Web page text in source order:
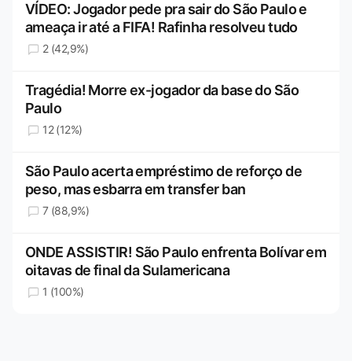
VÍDEO: Jogador pede pra sair do São Paulo e
ameaça ir até a FIFA! Rafinha resolveu tudo
2 (42,9%)
Tragédia! Morre ex-jogador da base do São
Paulo
12 (12%)
São Paulo acerta empréstimo de reforço de
peso, mas esbarra em transfer ban
7 (88,9%)
ONDE ASSISTIR! São Paulo enfrenta Bolívar em
oitavas de final da Sulamericana
1 (100%)